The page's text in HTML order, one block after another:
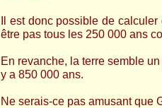
Il est donc possible de
être pas tous les 250 000 ans
En revanche, la terre semble
y a 850 000 ans.
Ne serais-ce pas amusant que